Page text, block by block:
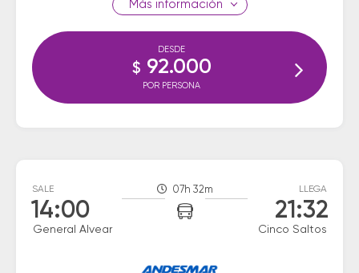
información
DESDE
$ 92.000
POR PERSONA
SALE
14:00
General Alvear
07h 32m LLEGA
21:32
Cinco Saltos